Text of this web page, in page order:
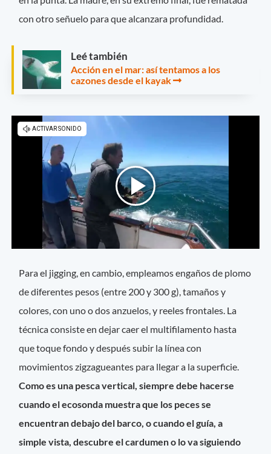
con otro señuelo para que alcanzara profundidad.
Leé también
Acción en el mar: así tentamos a los
cazones desde el kayak
Para el jigging, en cambio, empleamos engaños de plomo
de diferentes pesos (entre 200 y 300 g), tamaños y
colores, con uno o dos anzuelos, y reeles frontales. La
técnica consiste en dejar caer el multifilamento hasta
que toque fondo y después subir la línea con
movimientos zigzagueantes para llegar a la superficie.
Como es una pesca vertical, siempre debe hacerse
cuando el ecosonda muestra que los peces se
encuentran debajo del barco, o cuando el guía, a
simple vista, descubre el cardumen o lo va siguiendo